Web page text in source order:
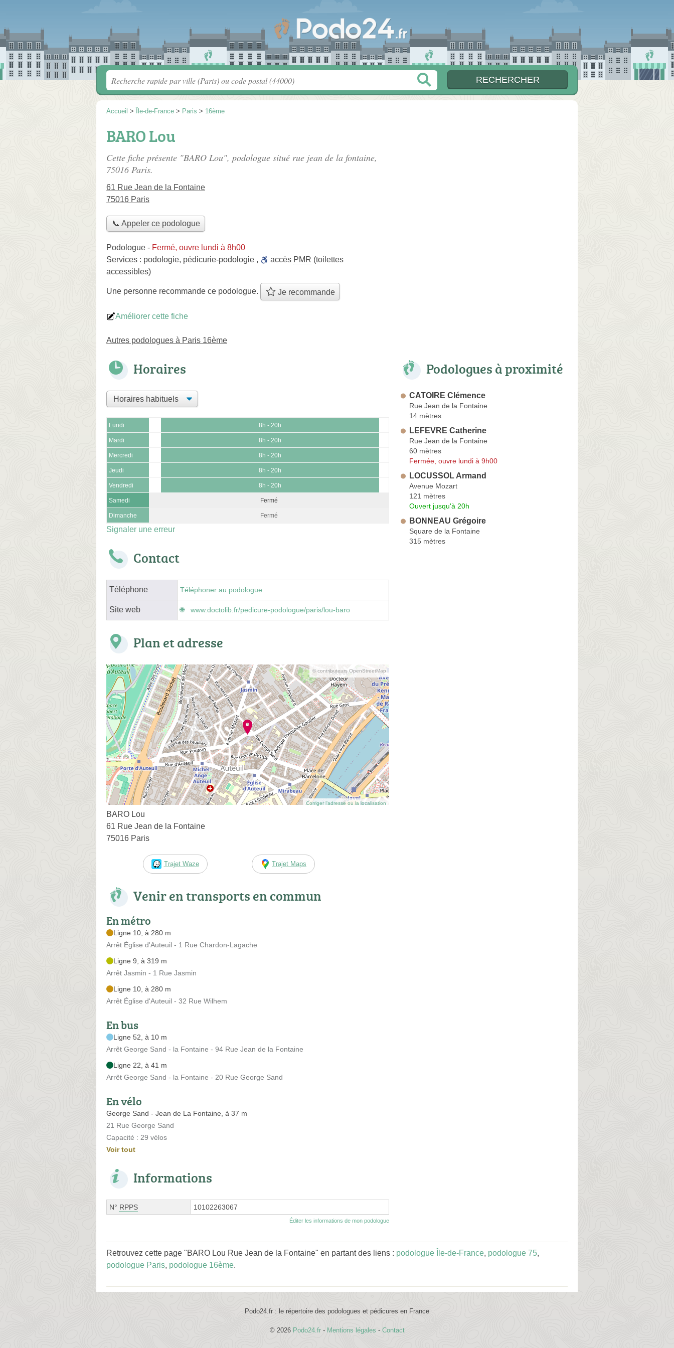
Accueil > Île-de-France > Paris > 16ème
BARO Lou
Cette fiche présente "BARO Lou", podologue situé rue jean de la fontaine,
75016 Paris.
61 Rue Jean de la Fontaine
75016 Paris
📞 Appeler ce podologue
Podologue - Fermé, ouvre lundi à 8h00
Services : podologie, pédicurie-podologie , accès PMR (toilettes
accessibles)
Une personne recommande ce podologue. Je recommande
Améliorer cette fiche
Autres podologues à Paris 16ème
Horaires
Lundi 8h - 20h
Mardi 8h - 20h
Mercredi 8h - 20h
Jeudi 8h - 20h
Vendredi 8h - 20h
Samedi Fermé
Dimanche Fermé
Signaler une erreur
Contact
Téléphone Téléphoner au podologue
Site web www.doctolib.fr/pedicure-podologue/paris/lou-baro
Plan et adresse
© contributeurs OpenStreetMap
Corriger l’adresse ou la localisation
BARO Lou
61 Rue Jean de la Fontaine
75016 Paris
Trajet Waze Trajet Maps
Venir en transports en commun
En métro
Ligne 10, à 280 m
Arrêt Église d'Auteuil - 1 Rue Chardon-Lagache
Ligne 9, à 319 m
Arrêt Jasmin - 1 Rue Jasmin
Ligne 10, à 280 m
Arrêt Église d'Auteuil - 32 Rue Wilhem
En bus
Ligne 52, à 10 m
Arrêt George Sand - la Fontaine - 94 Rue Jean de la Fontaine
Ligne 22, à 41 m
Arrêt George Sand - la Fontaine - 20 Rue George Sand
En vélo
George Sand - Jean de La Fontaine, à 37 m
21 Rue George Sand
Capacité : 29 vélos
Voir tout
Informations
N° RPPS 10102263067
Éditer les informations de mon podologue
Podologues à proximité
CATOIRE Clémence
Rue Jean de la Fontaine
14 mètres
LEFEVRE Catherine
Rue Jean de la Fontaine
60 mètres
Fermée, ouvre lundi à 9h00
LOCUSSOL Armand
Avenue Mozart
121 mètres
Ouvert jusqu'à 20h
BONNEAU Grégoire
Square de la Fontaine
315 mètres
Retrouvez cette page "BARO Lou Rue Jean de la Fontaine" en partant des liens : podologue Île-de-France, podologue 75,
podologue Paris, podologue 16ème.
Podo24.fr : le répertoire des podologues et pédicures en France
© 2026 Podo24.fr - Mentions légales - Contact